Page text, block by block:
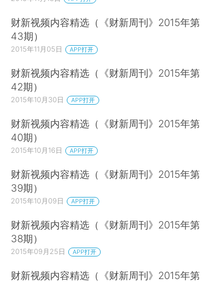
财新视频内容精选（《财新周刊》2015年第
43期）
2015年11月05日 APP打开
财新视频内容精选（《财新周刊》2015年第
42期）
2015年10月30日 APP打开
财新视频内容精选（《财新周刊》2015年第
40期）
2015年10月16日 APP打开
财新视频内容精选（《财新周刊》2015年第
39期）
2015年10月09日 APP打开
财新视频内容精选（《财新周刊》2015年第
38期）
2015年09月25日 APP打开
财新视频内容精选（《财新周刊》2015年第